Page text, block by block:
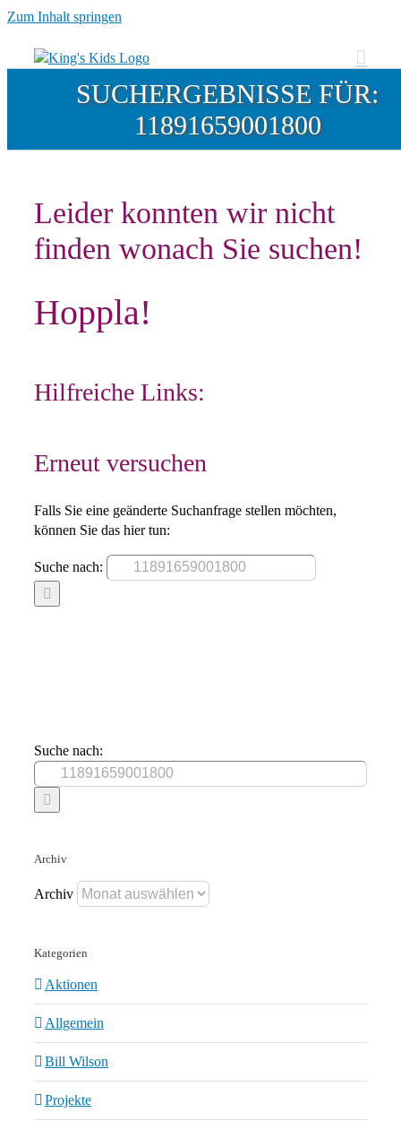
Zum Inhalt springen
SUCHERGEBNISSE FÜR:
11891659001800
Leider konnten wir nicht
finden wonach Sie suchen!
Hoppla!
Hilfreiche Links:
Erneut versuchen
Falls Sie eine geänderte Suchanfrage stellen möchten,
können Sie das hier tun:
Suche nach:
Suche nach:
Archiv
Archiv
Kategorien
Aktionen
Allgemein
Bill Wilson
Projekte